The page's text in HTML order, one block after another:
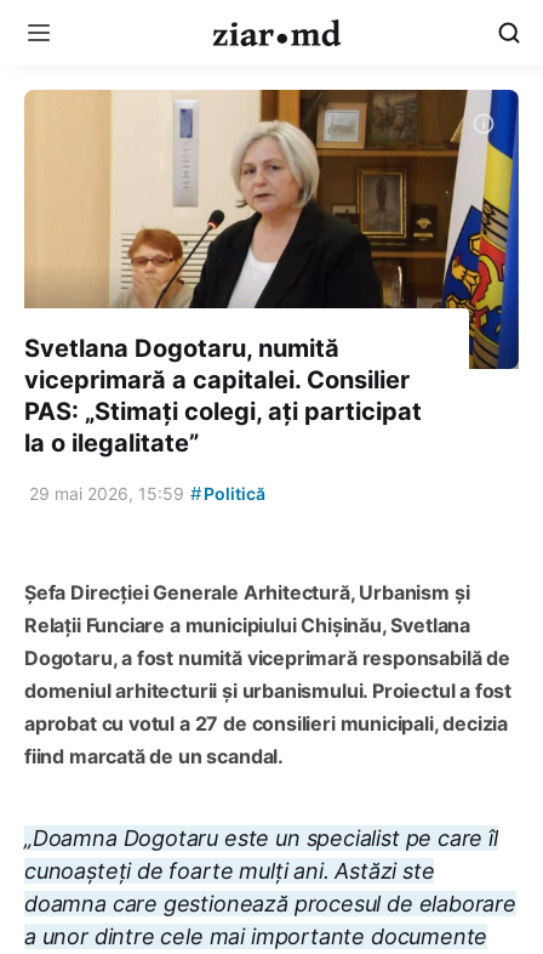
Svetlana Dogotaru, numită
viceprimară a capitalei. Consilier
PAS: „Stimați colegi, ați participat
la o ilegalitate”
29 mai 2026, 15:59 #Politică
Șefa Direcției Generale Arhitectură, Urbanism și
Relații Funciare a municipiului Chișinău, Svetlana
Dogotaru, a fost numită viceprimară responsabilă de
domeniul arhitecturii și urbanismului. Proiectul a fost
aprobat cu votul a 27 de consilieri municipali, decizia
fiind marcată de un scandal.
„Doamna Dogotaru este un specialist pe care îl
cunoașteți de foarte mulți ani. Astăzi ste
doamna care gestionează procesul de elaborare
a unor dintre cele mai importante documente